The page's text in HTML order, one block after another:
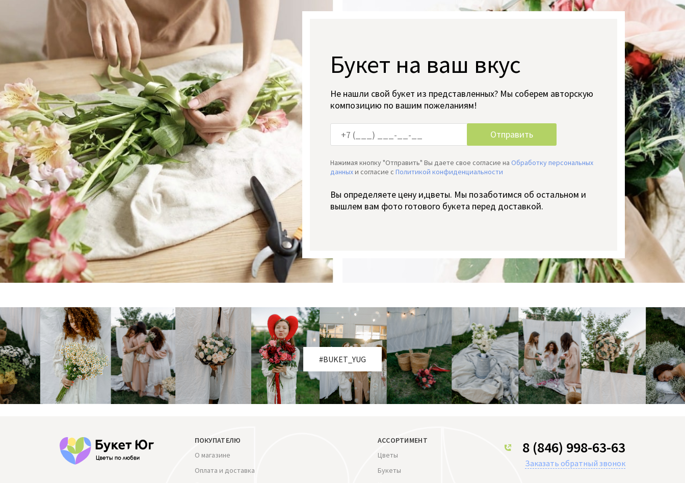
Букет на ваш вкус
Не нашли свой букет из представленных? Мы соберем авторскую
композицию по вашим пожеланиям!
Нажимая кнопку "Отправить" Вы даете свое согласие на Обработку персональных
данныхи согласие cПолитикой конфиденциальности
Вы определяете цену и,цветы. Мы позаботимся об остальном и
вышлем вам фото готового букета перед доставкой.
#BUKET_YUG
ПОКУПАТЕЛЮ
О магазине
Оплата и доставка
АССОРТИМЕНТ
Цветы
Букеты
8 (846) 998-63-63
Заказать обратный звонок